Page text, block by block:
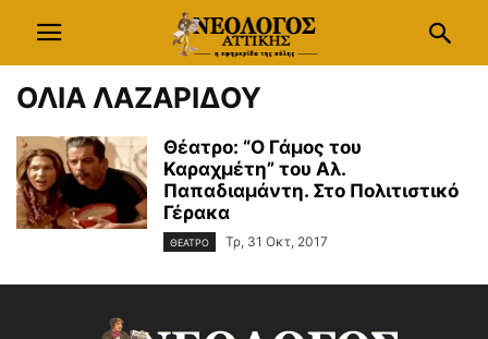
ΟΛΙΑ ΛΑΖΑΡΙΔΟΥ
Θέατρο: “Ο Γάμος του
Καραχμέτη” του Αλ.
Παπαδιαμάντη. Στο Πολιτιστικό
Γέρακα
ΘΕΑΤΡΟ Τρ, 31 Οκτ, 2017